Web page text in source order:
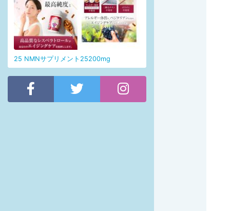
25 NMNサプリメント25200mg